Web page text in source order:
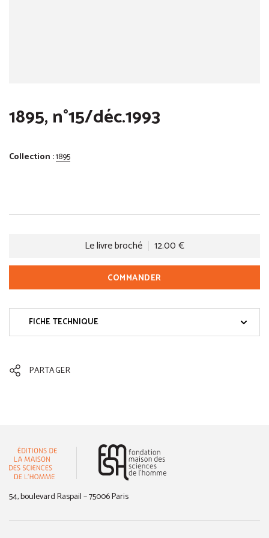
1895, n°15/déc.1993
Collection :1895
Le livre broché 12.00 €
COMMANDER
FICHE TECHNIQUE
PARTAGER
54, boulevard Raspail – 75006 Paris